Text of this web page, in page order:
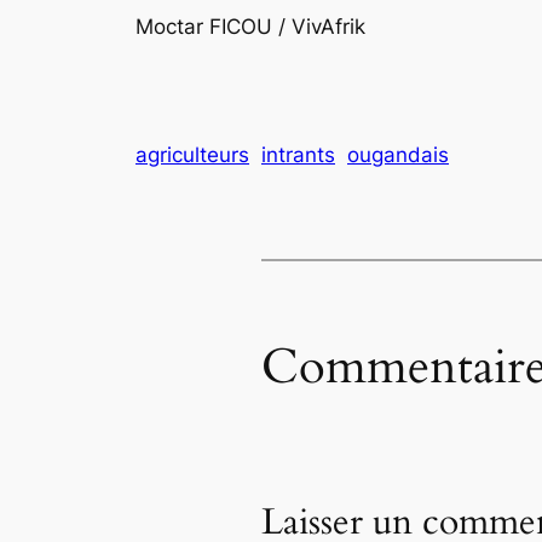
Moctar FICOU / VivAfrik
agriculteurs intrants ougandais
Laisser un